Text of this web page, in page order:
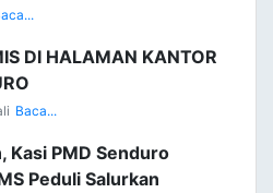
DI HALAMAN KANTOR
Baca...
Kasi PMD Senduro
Peduli Salurkan